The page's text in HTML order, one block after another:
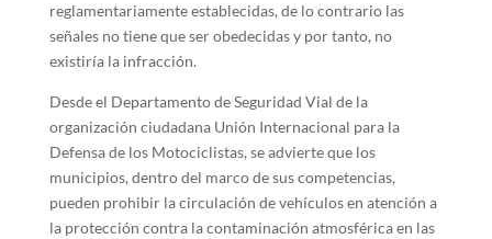
reglamentariamente establecidas, de lo contrario las
señales no tiene que ser obedecidas y por tanto, no
existiría la infracción.
Desde el Departamento de Seguridad Vial de la
organización ciudadana Unión Internacional para la
Defensa de los Motociclistas, se advierte que los
municipios, dentro del marco de sus competencias,
pueden prohibir la circulación de vehículos en atención a
la protección contra la contaminación atmosférica en las